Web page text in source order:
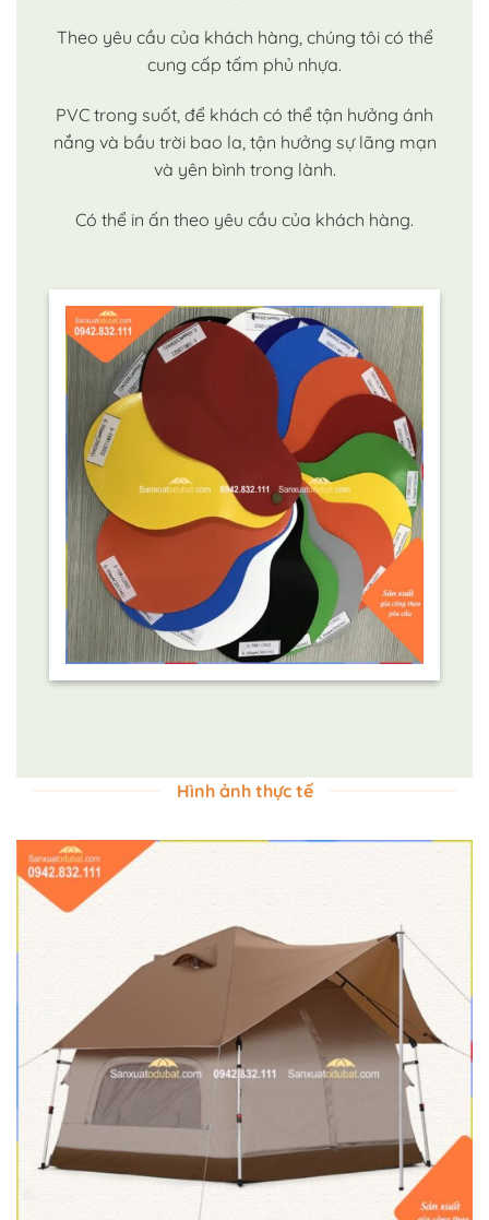
Theo yêu cầu của khách hàng, chúng tôi có thể
cung cấp tấm phủ nhựa.
PVC trong suốt, để khách có thể tận hưởng ánh
nắng và bầu trời bao la, tận hưởng sự lãng mạn
và yên bình trong lành.
Có thể in ấn theo yêu cầu của khách hàng.
Hình ảnh thực tế